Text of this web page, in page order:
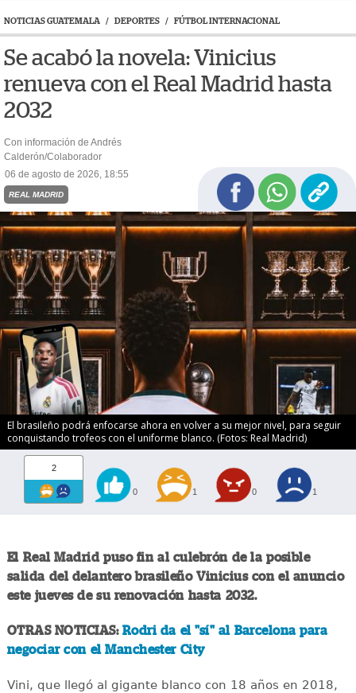
NOTICIAS GUATEMALA / DEPORTES / FÚTBOL INTERNACIONAL
Se acabó la novela: Vinicius
renueva con el Real Madrid hasta
2032
Con información de Andrés
Calderón/Colaborador
06 de agosto de 2026, 18:55
REAL MADRID
El brasileño podrá enfocarse ahora en volver a su mejor nivel, para seguir
conquistando trofeos con el uniforme blanco. (Fotos: Real Madrid)
2
0 1 0 1
El Real Madrid puso fin al culebrón de la posible
salida del delantero brasileño Vinicius con el anuncio
este jueves de su renovación hasta 2032.
OTRAS NOTICIAS: Rodri da el "sí" al Barcelona para
negociar con el Manchester City
Vini, que llegó al gigante blanco con 18 años en 2018,